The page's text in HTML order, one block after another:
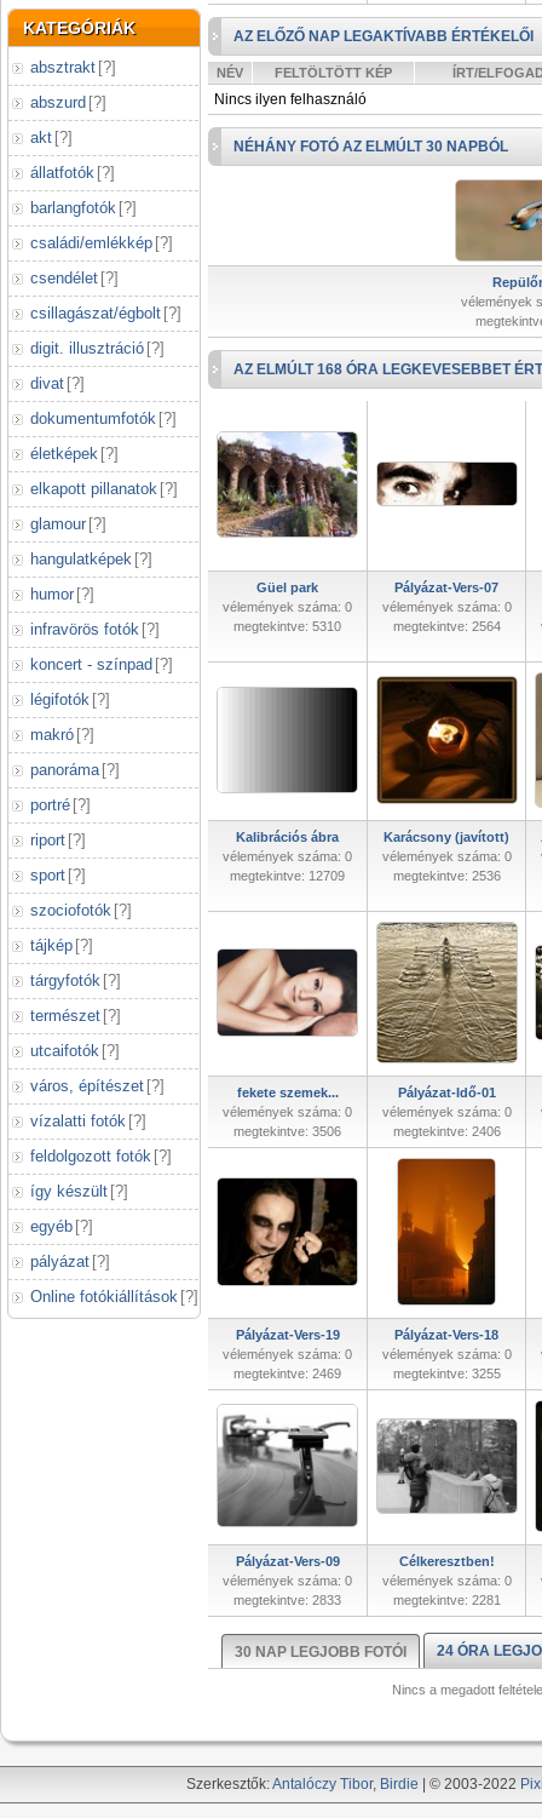
KATEGÓRIÁK
absztrakt [?]
abszurd [?]
akt [?]
állatfotók [?]
barlangfotók [?]
családi/emlékkép [?]
csendélet [?]
csillagászat/égbolt [?]
digit. illusztráció [?]
divat [?]
dokumentumfotók [?]
életképek [?]
elkapott pillanatok [?]
glamour [?]
hangulatképek [?]
humor [?]
infravörös fotók [?]
koncert - színpad [?]
légifotók [?]
makró [?]
panoráma [?]
portré [?]
riport [?]
sport [?]
szociofotók [?]
tájkép [?]
tárgyfotók [?]
természet [?]
utcaifotók [?]
város, építészet [?]
vízalatti fotók [?]
feldolgozott fotók [?]
így készült [?]
egyéb [?]
pályázat [?]
Online fotókiállítások [?]
AZ ELŐZŐ NAP LEGAKTÍVABB ÉRTÉKELŐI
NÉV FELTÖLTÖTT KÉP ÍRT/
Nincs ilyen felhasználó
NÉHÁNY FOTÓ AZ ELMÚLT 30 NAPBÓL
vélemények
AZ ELMÚLT 168 ÓRA LEGKEVESEBBET
Güel park
vélemények száma: 0
megtekintve: 5310
Pályázat-Vers-07
vélemények száma: 0
megtekintve: 2564
Kalibrációs ábra
vélemények száma: 0
megtekintve: 12709
Karácsony (javított)
vélemények száma: 0
megtekintve: 2536
fekete szemek...
vélemények száma: 0
megtekintve: 3506
Pályázat-Idő-01
vélemények száma: 0
megtekintve: 2406
Pályázat-Vers-19
vélemények száma: 0
megtekintve: 2469
Pályázat-Vers-18
vélemények száma: 0
megtekintve: 3255
Pályázat-Vers-09
vélemények száma: 0
megtekintve: 2833
Célkeresztben!
vélemények száma: 0
megtekintve: 2281
30 NAP LEGJOBB FOTÓI 24 ÓRA
Nincs a megadott
Szerkesztők:Antalóczy Tibor, Birdie | © 2003-2022